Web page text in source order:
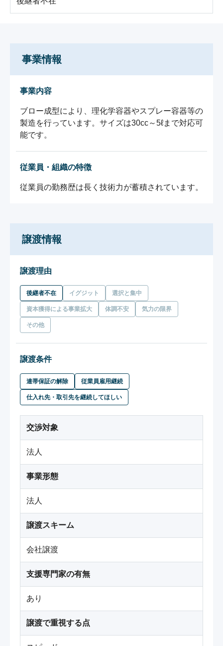
事業情報
事業内容
ブロー成型により、理化学容器やスプレー容器等の
製造を行っています。サイズは30cc～5ℓまで対応可
能です。
従業員・組織の特徴
従業員の勤務歴は長く技術力が蓄積されています。
譲渡情報
譲渡理由
後継者不在 イグジット 選択と集中
資本獲得による事業拡大 体調不安 気力の限界
その他
譲渡条件
連帯保証の解除 従業員雇用継続
仕入れ先・取引先を継続してほしい
交渉対象
法人
事業形態
法人
譲渡スキーム
会社譲渡
支援専門家の有無
あり
譲渡で重視する点